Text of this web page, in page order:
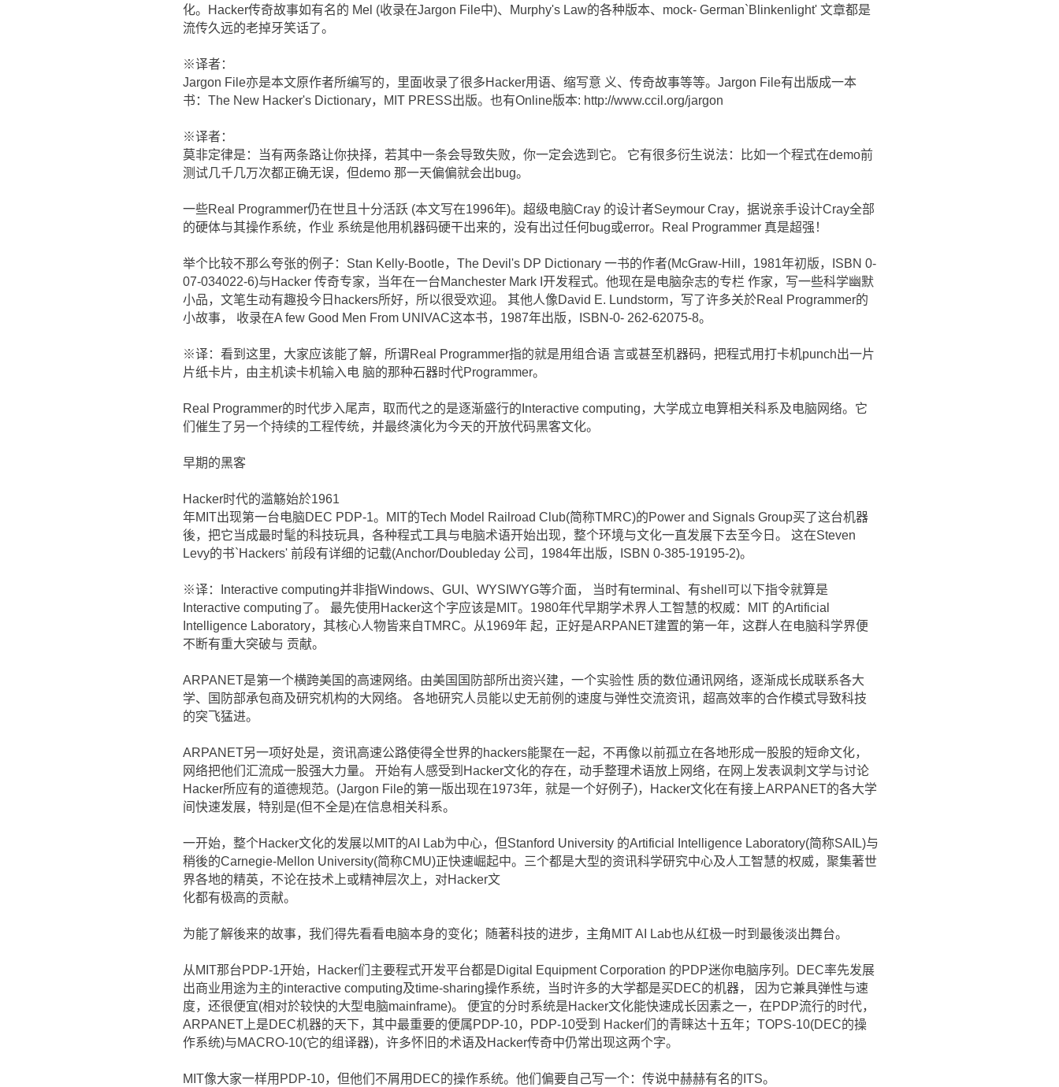
化。Hacker传奇故事如有名的 Mel (收录在Jargon File中)、Murphy's Law的各种版本、mock- German`Blinkenlight' 文章都是
流传久远的老掉牙笑话了。
※译者：
Jargon File亦是本文原作者所编写的，里面收录了很多Hacker用语、缩写意 义、传奇故事等等。Jargon File有出版成一本
书：The New Hacker's Dictionary，MIT PRESS出版。也有Online版本: http://www.ccil.org/jargon
※译者：
莫非定律是：当有两条路让你抉择，若其中一条会导致失败，你一定会选到它。 它有很多衍生说法：比如一个程式在demo前
测试几千几万次都正确无误，但demo 那一天偏偏就会出bug。
一些Real Programmer仍在世且十分活跃 (本文写在1996年)。超级电脑Cray 的设计者Seymour Cray，据说亲手设计Cray全部
的硬体与其操作系统，作业 系统是他用机器码硬干出来的，没有出过任何bug或error。Real Programmer 真是超强！
举个比较不那么夸张的例子：Stan Kelly-Bootle，The Devil's DP Dictionary 一书的作者(McGraw-Hill，1981年初版，ISBN 0-
07-034022-6)与Hacker 传奇专家，当年在一台Manchester Mark I开发程式。他现在是电脑杂志的专栏 作家，写一些科学幽默
小品，文笔生动有趣投今日hackers所好，所以很受欢迎。 其他人像David E. Lundstorm，写了许多关於Real Programmer的
小故事， 收录在A few Good Men From UNIVAC这本书，1987年出版，ISBN-0- 262-62075-8。
※译：看到这里，大家应该能了解，所谓Real Programmer指的就是用组合语 言或甚至机器码，把程式用打卡机punch出一片
片纸卡片，由主机读卡机输入电 脑的那种石器时代Programmer。
Real Programmer的时代步入尾声，取而代之的是逐渐盛行的Interactive computing，大学成立电算相关科系及电脑网络。它
们催生了另一个持续的工程传统，并最终演化为今天的开放代码黑客文化。
早期的黑客
Hacker时代的滥觞始於1961
年MIT出现第一台电脑DEC PDP-1。MIT的Tech Model Railroad Club(简称TMRC)的Power and Signals Group买了这台机器
後，把它当成最时髦的科技玩具，各种程式工具与电脑术语开始出现，整个环境与文化一直发展下去至今日。 这在Steven
Levy的书`Hackers' 前段有详细的记载(Anchor/Doubleday 公司，1984年出版，ISBN 0-385-19195-2)。
※译：Interactive computing并非指Windows、GUI、WYSIWYG等介面， 当时有terminal、有shell可以下指令就算是
Interactive computing了。 最先使用Hacker这个字应该是MIT。1980年代早期学术界人工智慧的权威：MIT 的Artificial
Intelligence Laboratory，其核心人物皆来自TMRC。从1969年 起，正好是ARPANET建置的第一年，这群人在电脑科学界便
不断有重大突破与 贡献。
ARPANET是第一个横跨美国的高速网络。由美国国防部所出资兴建，一个实验性 质的数位通讯网络，逐渐成长成联系各大
学、国防部承包商及研究机构的大网络。 各地研究人员能以史无前例的速度与弹性交流资讯，超高效率的合作模式导致科技
的突飞猛进。
ARPANET另一项好处是，资讯高速公路使得全世界的hackers能聚在一起，不再像以前孤立在各地形成一股股的短命文化，
网络把他们汇流成一股强大力量。 开始有人感受到Hacker文化的存在，动手整理术语放上网络，在网上发表讽刺文学与讨论
Hacker所应有的道德规范。(Jargon File的第一版出现在1973年，就是一个好例子)，Hacker文化在有接上ARPANET的各大学
间快速发展，特别是(但不全是)在信息相关科系。
一开始，整个Hacker文化的发展以MIT的AI Lab为中心，但Stanford University 的Artificial Intelligence Laboratory(简称SAIL)与
稍後的Carnegie-Mellon University(简称CMU)正快速崛起中。三个都是大型的资讯科学研究中心及人工智慧的权威，聚集著世
界各地的精英，不论在技术上或精神层次上，对Hacker文
化都有极高的贡献。
为能了解後来的故事，我们得先看看电脑本身的变化；随著科技的进步，主角MIT AI Lab也从红极一时到最後淡出舞台。
从MIT那台PDP-1开始，Hacker们主要程式开发平台都是Digital Equipment Corporation 的PDP迷你电脑序列。DEC率先发展
出商业用途为主的interactive computing及time-sharing操作系统，当时许多的大学都是买DEC的机器， 因为它兼具弹性与速
度，还很便宜(相对於较快的大型电脑mainframe)。 便宜的分时系统是Hacker文化能快速成长因素之一，在PDP流行的时代，
ARPANET上是DEC机器的天下，其中最重要的便属PDP-10，PDP-10受到 Hacker们的青睐达十五年；TOPS-10(DEC的操
作系统)与MACRO-10(它的组译器)，许多怀旧的术语及Hacker传奇中仍常出现这两个字。
MIT像大家一样用PDP-10，但他们不屑用DEC的操作系统。他们偏要自己写一个：传说中赫赫有名的ITS。